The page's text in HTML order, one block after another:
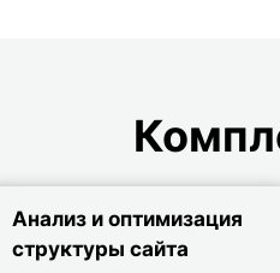
Анализ и оптимизация
структуры сайта